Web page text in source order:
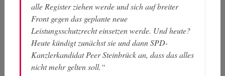
alle Register ziehen werde und sich auf breiter
Front gegen das geplante neue
Leistungsschutzrecht einsetzen werde. Und heute?
Heute kündigt zunächst sie und dann SPD-
Kanzlerkandidat Peer Steinbrück an, dass das alles
nicht mehr gelten soll.“